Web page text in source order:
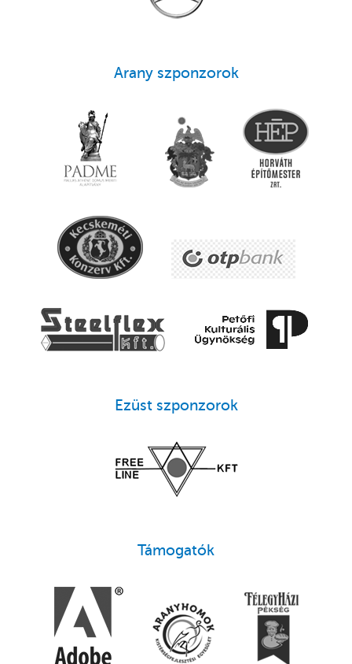
Arany szponzorok
Ezüst szponzorok
Támogatók